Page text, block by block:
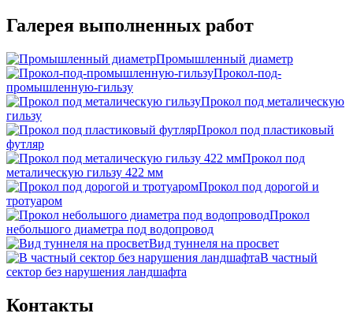
Галерея выполненных работ
Промышленный диаметр
Прокол-под-
промышленную-гильзу
Прокол под металическую
гильзу
Прокол под пластиковый
футляр
Прокол под
металическую гильзу 422 мм
Прокол под дорогой и
тротуаром
Прокол
небольшого диаметра под водопровод
Вид туннеля на просвет
В частный
сектор без нарушения ландшафта
Контакты